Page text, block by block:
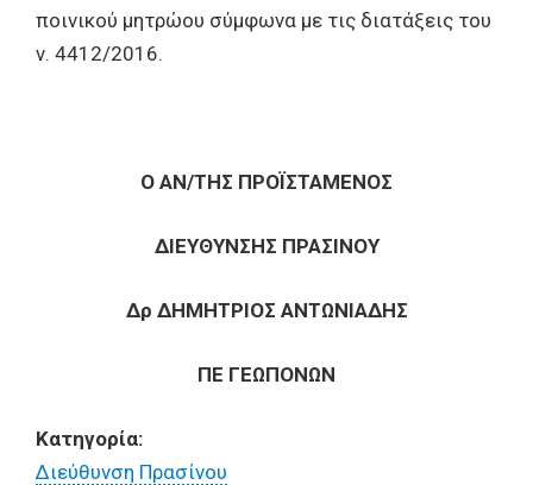
ποινικού μητρώου σύμφωνα με τις διατάξεις του
ν. 4412/2016.
Ο ΑΝ/ΤΗΣ ΠΡΟΪΣΤΑΜΕΝΟΣ
ΔΙΕΥΘΥΝΣΗΣ ΠΡΑΣΙΝΟΥ
Δρ ΔΗΜΗΤΡΙΟΣ ΑΝΤΩΝΙΑΔΗΣ
ΠΕ ΓΕΩΠΟΝΩΝ
Κατηγορία:
Διεύθυνση Πρασίνου